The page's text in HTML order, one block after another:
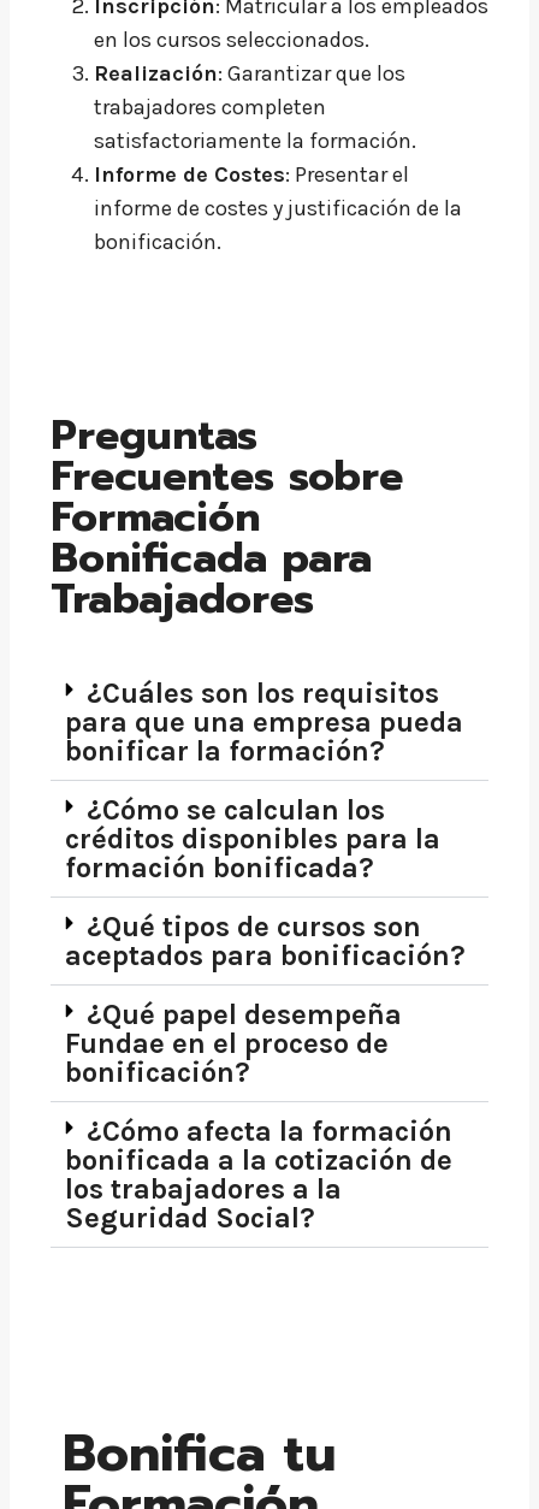
Inscripción: Matricular a los empleados
en los cursos seleccionados.
Realización: Garantizar que los
trabajadores completen
satisfactoriamente la formación.
Informe de Costes: Presentar el
informe de costes y justificación de la
bonificación.
Preguntas
Frecuentes sobre
Formación
Bonificada para
Trabajadores
¿Cuáles son los requisitos
para que una empresa pueda
bonificar la formación?
¿Cómo se calculan los
créditos disponibles para la
formación bonificada?
¿Qué tipos de cursos son
aceptados para bonificación?
¿Qué papel desempeña
Fundae en el proceso de
bonificación?
¿Cómo afecta la formación
bonificada a la cotización de
los trabajadores a la
Seguridad Social?
Bonifica tu